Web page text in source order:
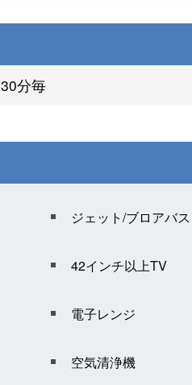
30分毎
ジェット/ブロアバス
42インチ以上TV
電子レンジ
空気清浄機